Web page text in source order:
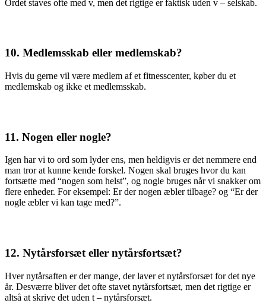
Ordet staves ofte med v, men det rigtige er faktisk uden v – selskab.
10. Medlemsskab eller medlemskab?
Hvis du gerne vil være medlem af et fitnesscenter, køber du et
medlemskab og ikke et medlemsskab.
11. Nogen eller nogle?
Igen har vi to ord som lyder ens, men heldigvis er det nemmere end
man tror at kunne kende forskel. Nogen skal bruges hvor du kan
fortsætte med “nogen som helst”, og nogle bruges når vi snakker om
flere enheder. For eksempel: Er der nogen æbler tilbage? og “Er der
nogle æbler vi kan tage med?”.
12. Nytårsforsæt eller nytårsfortsæt?
Hver nytårsaften er der mange, der laver et nytårsforsæt for det nye
år. Desværre bliver det ofte stavet nytårsfortsæt, men det rigtige er
altså at skrive det uden t – nytårsforsæt.